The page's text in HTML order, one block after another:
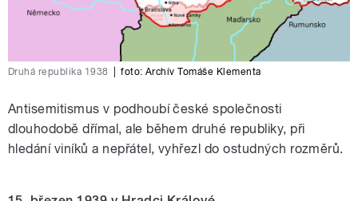
Druhá republika 1938 foto: Archív Tomáše Klementa
Antisemitismus v podhoubí české společnosti
dlouhodobě dřímal, ale během druhé republiky, při
hledání viníků a nepřátel, vyhřezl do ostudných rozměrů.